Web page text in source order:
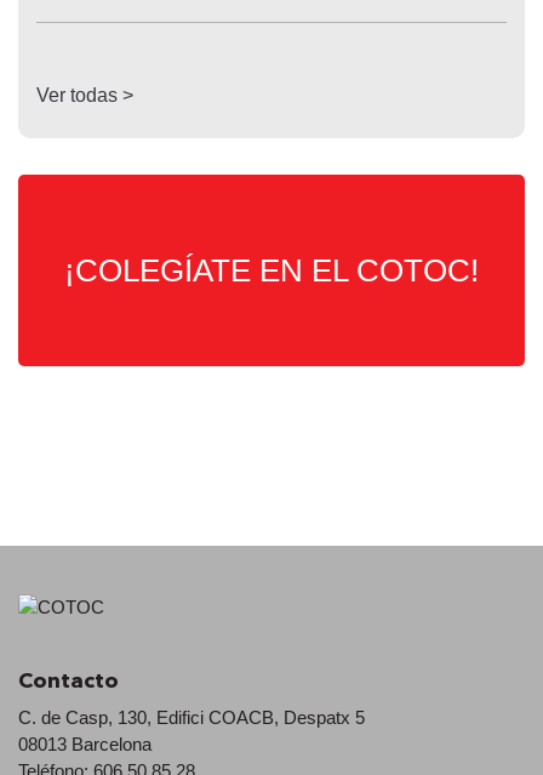
Ver todas >
¡COLEGÍATE EN EL COTOC!
Contacto
C. de Casp, 130, Edifici COACB, Despatx 5
08013 Barcelona